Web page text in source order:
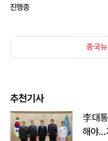
진행중
중국
추천기사
李대
해야…